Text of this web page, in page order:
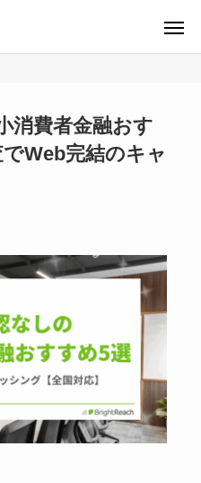
消費者金融おす
Web完結のキャ